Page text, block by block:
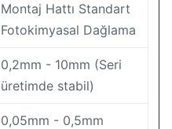
Montaj Hattı Standart
Fotokimyasal Dağlama
0,2mm - 10mm (Seri
üretimde stabil)
0,05mm - 0,5mm